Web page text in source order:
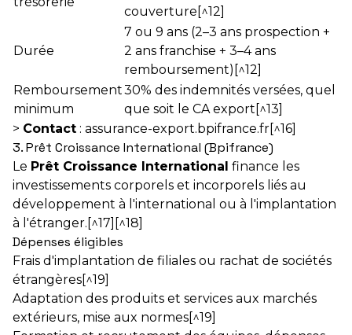
couverture[^12]
Durée
7 ou 9 ans (2–3 ans prospection +
2 ans franchise + 3–4 ans
remboursement)[^12]
Remboursement
minimum
30% des indemnités versées, quel
que soit le CA export[^13]
> Contact : assurance-export.bpifrance.fr[^16]
3. Prêt Croissance International (Bpifrance)
Le Prêt Croissance International finance les
investissements corporels et incorporels liés au
développement à l'international ou à l'implantation
à l'étranger.[^17][^18]
Dépenses éligibles
Frais d'implantation de filiales ou rachat de sociétés
étrangères[^19]
Adaptation des produits et services aux marchés
extérieurs, mise aux normes[^19]